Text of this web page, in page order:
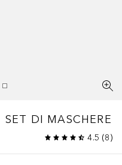
SET DI MASCHERE
4.5 (8)